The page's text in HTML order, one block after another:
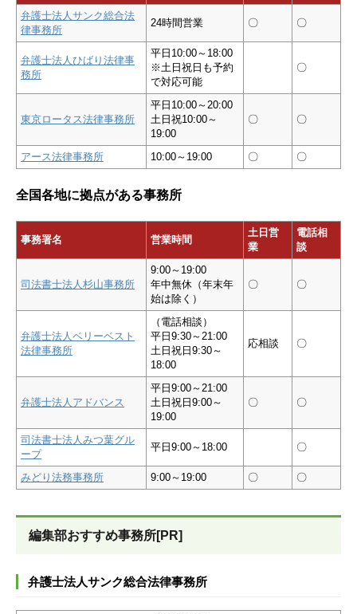
弁護士法人サンク総合法
律事務所
24時間営業 〇 〇
弁護士法人ひばり法律事
務所
平日10:00～18:00
※土日祝日も予約
で対応可能
〇
東京ロータス法律事務所
平日10:00～20:00
土日祝10:00～
19:00
〇 〇
アース法律事務所 10:00～19:00 〇 〇
全国各地に拠点がある事務所
事務署名 営業時間
土日営
業
電話相
談
司法書士法人杉山事務所
9:00～19:00
年中無休（年末年
始は除く）
〇 〇
弁護士法人ベリーベスト
法律事務所
（電話相談）
平日9:30～21:00
土日祝日9:30～
18:00
応相談 〇
弁護士法人アドバンス
平日9:00～21:00
土日祝日9:00～
19:00
〇 〇
司法書士法人みつ葉グル
ープ
平日9:00～18:00 〇
みどり法務事務所 9:00～19:00 〇 〇
編集部おすすめ事務所[PR]
弁護士法人サンク総合法律事務所